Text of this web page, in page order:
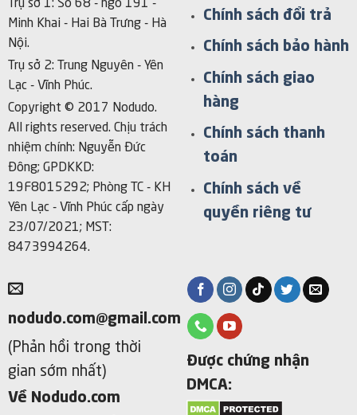
Trụ sở 1: Số 68 - ngõ 191 -
Minh Khai - Hai Bà Trưng - Hà
Nội.
Trụ sở 2: Trung Nguyên - Yên
Lạc - Vĩnh Phúc.
Copyright © 2017 Nodudo.
All rights reserved. Chịu trách
nhiệm chính: Nguyễn Đức
Đông; GPDKKD:
19F8015292; Phòng TC - KH
Yên Lạc - Vĩnh Phúc cấp ngày
23/07/2021; MST:
8473994264.
Chính sách đổi trả
Chính sách bảo hành
Chính sách giao
hàng
Chính sách thanh
toán
Chính sách về
quyền riêng tư
nodudo.com@gmail.com
(Phản hồi trong thời
gian sớm nhất)
Về Nodudo.com
Được chứng nhận
DMCA: